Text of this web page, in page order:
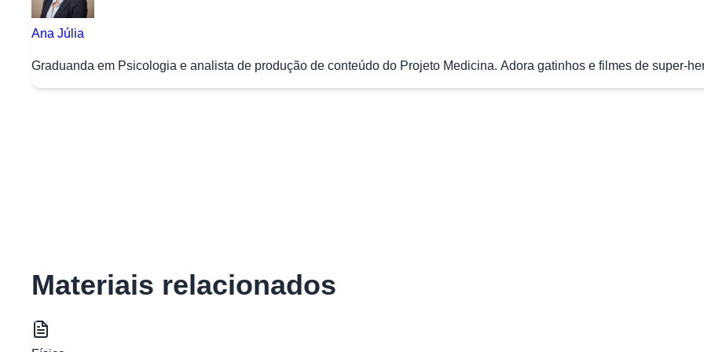
Ana Júlia
Graduanda em Psicologia e analista de produção de conteúdo do Projeto Medicina. Adora gatinhos e filmes de super-
Materiais relacionados